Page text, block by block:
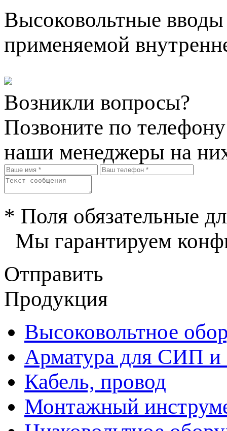
Высоковольтные
применяемой
Возникли вопросы?
Позвоните по
наши менеджеры на
* Поля обязательные
Мы гарантируем
Отправить
Продукция
Высоковольтное
Арматура для СИП
Кабель, провод
Монтажный